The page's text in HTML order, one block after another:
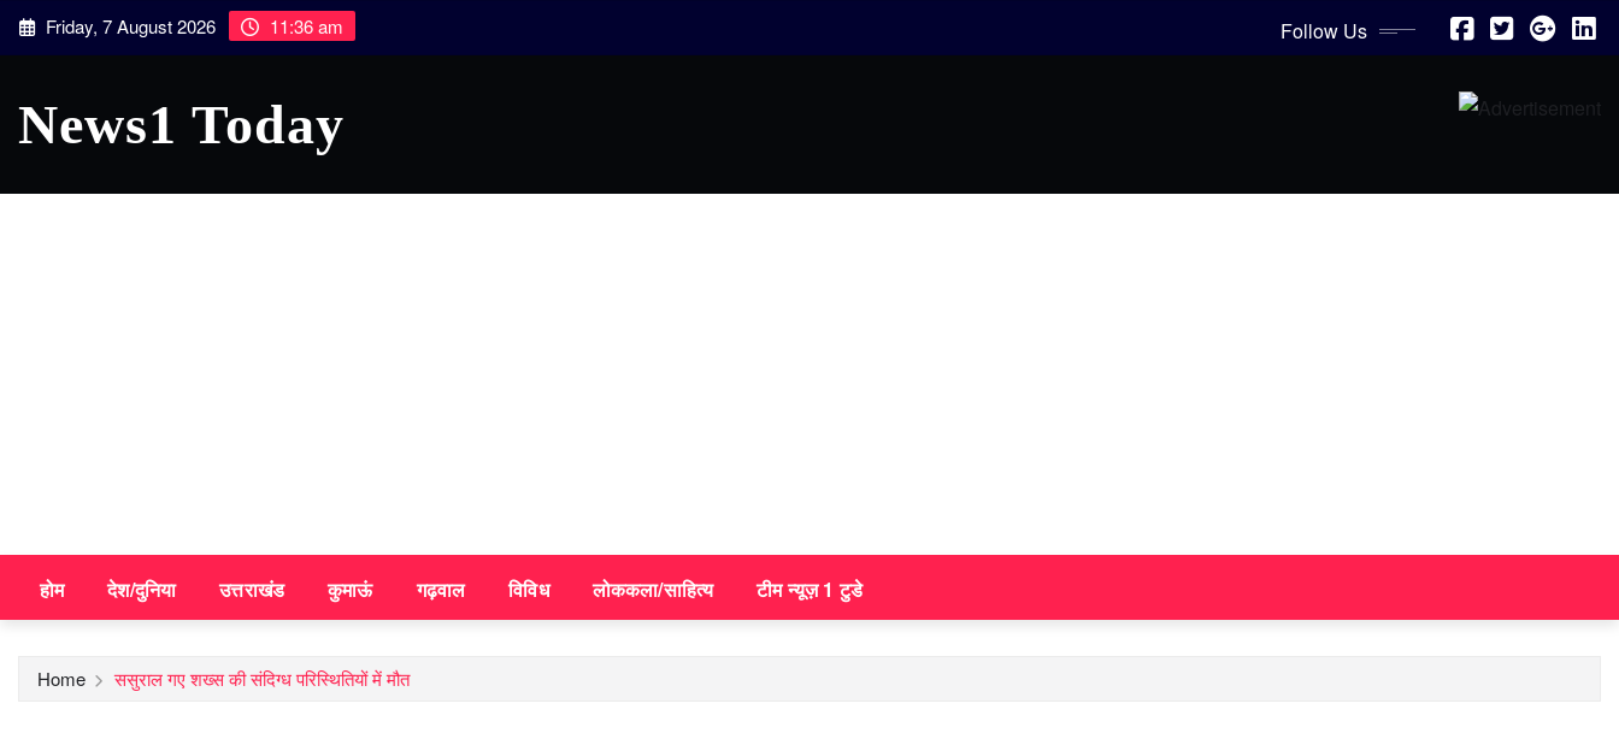
Skip Friday, 7 August 2026 11:36 am Follow Us
News1 Today
होम देश/दुनिया उत्तराखंड कुमाऊं गढ़वाल विविध लोककला/साहित्य टीम न्यूज़ 1 टुडे
Home ससुराल गए शख्स की संदिग्ध परिस्थितियों में मौत